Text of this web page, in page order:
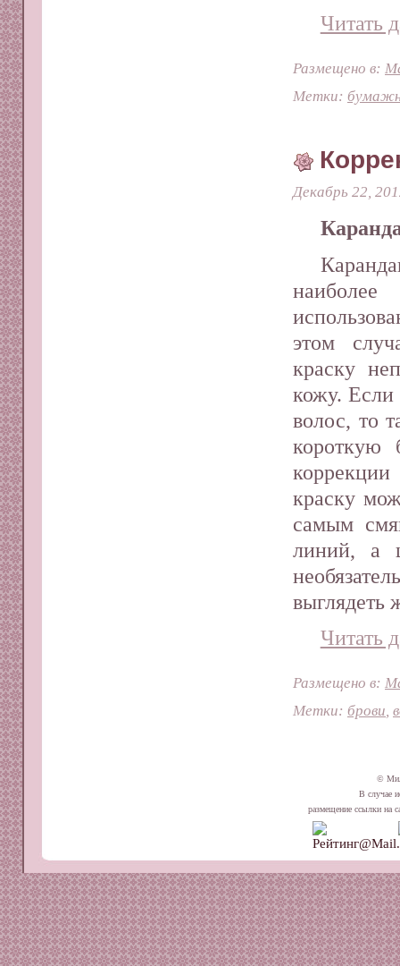
Читать
Размещено в:
Метки:
Декабрь 22,
этом
краску
кожу. Если
волос, то
короткую
краску
самым
линий, а
выглядеть
Читать
Размещено в:
Метки: брови,
©
В случае
размещение ссылки на